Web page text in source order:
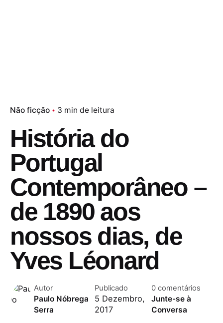
Não ficção 3 min de leitura
História do
Portugal
Contemporâneo –
de 1890 aos
nossos dias, de
Yves Léonard
Autor
Paulo Nóbrega
Serra
Publicado
5 Dezembro,
2017
0 comentários
Junte-se à
Conversa